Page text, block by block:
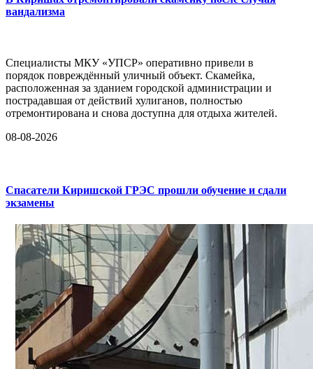
вандализма
Специалисты МКУ «УПСР» оперативно привели в
порядок повреждённый уличный объект. Скамейка,
расположенная за зданием городской администрации и
пострадавшая от действий хулиганов, полностью
отремонтирована и снова доступна для отдыха жителей.
08-08-2026
Спасатели Киришской ГРЭС прошли обучение и сдали
экзамены